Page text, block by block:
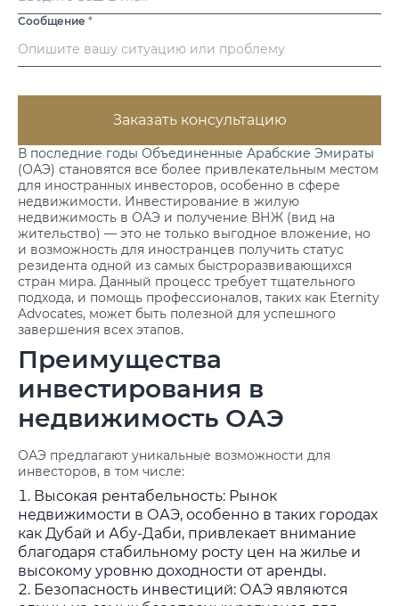
В последние годы Объединенные Арабские Эмираты
(ОАЭ) становятся все более привлекательным местом
для иностранных инвесторов, особенно в сфере
недвижимости. Инвестирование в жилую
недвижимость в ОАЭ и получение ВНЖ (вид на
жительство) — это не только выгодное вложение, но
и возможность для иностранцев получить статус
резидента одной из самых быстроразвивающихся
стран мира. Данный процесс требует тщательного
подхода, и помощь профессионалов, таких как Eternity
Advocates, может быть полезной для успешного
завершения всех этапов.
Преимущества
инвестирования в
недвижимость ОАЭ
ОАЭ предлагают уникальные возможности для
инвесторов, в том числе:
Высокая рентабельность: Рынок
недвижимости в ОАЭ, особенно в таких городах
как Дубай и Абу-Даби, привлекает внимание
благодаря стабильному росту цен на жилье и
высокому уровню доходности от аренды.
Безопасность инвестиций: ОАЭ являются
Сообщение *
Заказать консультацию